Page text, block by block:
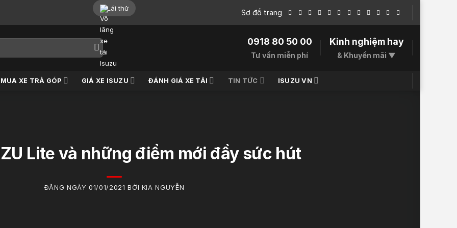
Lái thử Sơ đồ trang
0918 80 50 00
Tư vấn miễn phí
Kinh nghiệm hay
& Khuyến mãi ▼
MUA XE TRẢ GÓP GIÁ XE ISUZU ĐÁNH GIÁ XE TẢI TIN TỨC ISUZU VN
Lite và những điểm mới đầy sức hút
ĐĂNG NGÀY 01/01/2021 BỞI KIA NGUYỄN